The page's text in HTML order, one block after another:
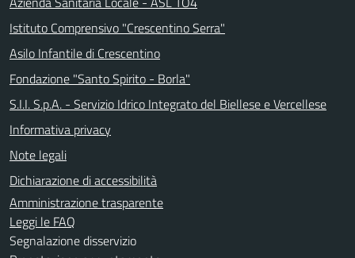
Istituto Comprensivo "Crescentino Serra"
Asilo Infantile di Crescentino
Fondazione "Santo Spirito - Borla"
S.I.I. S.p.A. - Servizio Idrico Integrato del Biellese e Vercellese
Informativa privacy
Note legali
Dichiarazione di accessibilità
Amministrazione trasparente
Leggi le FAQ
Segnalazione disservizio